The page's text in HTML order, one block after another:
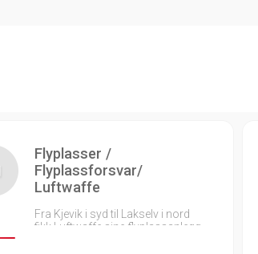
Flyplasser /
Flyplassforsvar/
Luftwaffe
Fra Kjevik i syd til Lakselv i nord
fikk Luftwaffe sine flyplassanlegg…